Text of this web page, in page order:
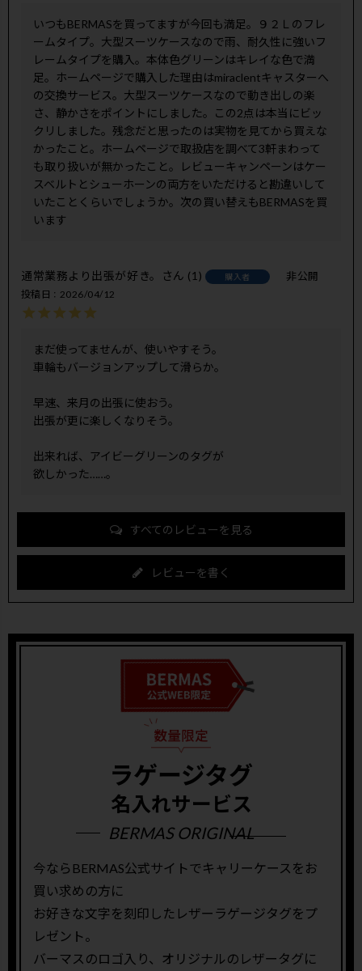
いつもBERMASを買ってますが今回も満足。９２Ｌのフレ
ームタイプ。大型スーツケースなので雨、耐久性に強いフ
レームタイプを購入。本体色グリーンはキレイな色で満
足。ホームページで購入した理由はmiraclentキャスターへ
の交換サービス。大型スーツケースなので動き出しの楽
さ、静かさをポイントにしました。この2点は本当にビッ
クリしました。残念だと思ったのは実物を見てから買えな
かったこと。ホームページで取扱店を調べて3軒まわって
も取り扱いが無かったこと。レビューキャンペーンはケー
スベルトとシューホーンの両方をいただけると勘違いして
いたことくらいでしょうか。次の買い替えもBERMASを買
います
通常業務より出張が好き。 1 購入者 非公開
投稿日 2026/04/12
まだ使ってませんが、使いやすそう。
車輪もバージョンアップして滑らか。
早速、来月の出張に使おう。
出張が更に楽しくなりそう。
出来れば、アイビーグリーンのタグが
欲しかった……。
すべてのレビューを見る
レビューを書く
ラゲージタグ
名入れサービス
BERMAS ORIGINAL
今ならBERMAS公式サイトでキャリーケースをお
買い求めの方に
お好きな文字を刻印したレザーラゲージタグをプ
レゼント。
バーマスのロゴ入り、オリジナルのレザータグに